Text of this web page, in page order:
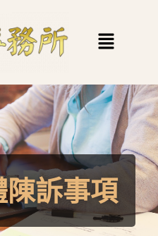
陳訴事項